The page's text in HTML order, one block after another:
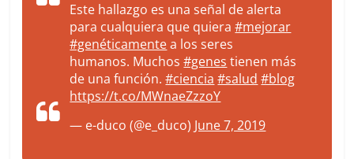
Este hallazgo es una señal de alerta
para cualquiera que quiera#mejorar
#genéticamentea los seres
humanos. Muchos#genes tienen más
de una función.#ciencia #salud #blog
https://t.co/MWnaeZzzoY
— e-duco (@e_duco) June 7, 2019